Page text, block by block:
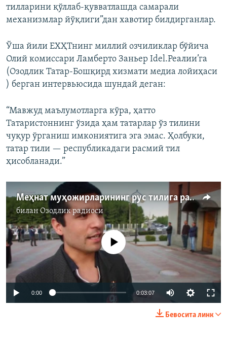
тилларини қўллаб-қувватлашда самарали
механизмлар йўқлиги”дан хавотир билдирганлар.
Ўша йили ЕХҲТнинг миллий озчиликлар бўйича
Олий комиссари Ламберто Заньер Idel.Реалии’га
(Озодлик Татар-Бошқирд хизмати медиа лойиҳаси
) берган интервьюсида шундай деган:
“Мавжуд маълумотларга кўра, ҳатто
Татаристоннинг ўзида ҳам татарлар ўз тилини
чуқур ўрганиш имкониятига эга эмас. Ҳолбуки,
татар тили — республикадаги расмий тил
ҳисобланади.”
Меҳнат муҳожирларининг рус тилига расмий мақом берилишига муносабати қандай?
биланОзодлик радиоси
Айни дамда медиа-манба мавжуд эмас
0:00 0:03:07
Бевосита линк